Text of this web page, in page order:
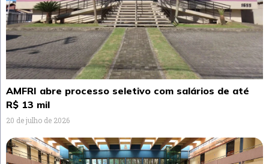
AMFRI abre processo seletivo com salários de até
R$ 13 mil
20 de julho de 2026